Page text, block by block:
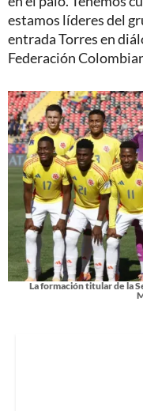
estamos líderes del
entrada Torres en
Federación
La formación titular de la